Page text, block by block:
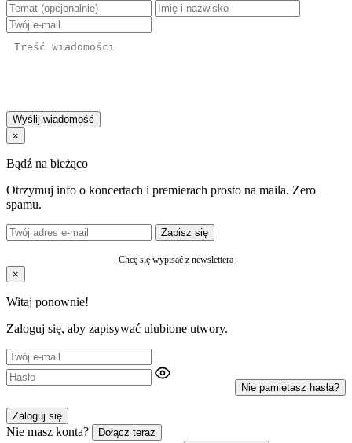
Wyślij wiadomość
×
Bądź na bieżąco
Otrzymuj info o koncertach i premierach prosto na maila. Zero
spamu.
Zapisz się
Chcę się wypisać z newslettera
×
Witaj ponownie!
Zaloguj się, aby zapisywać ulubione utwory.
Nie pamiętasz hasła?
Zaloguj się
Nie masz konta? Dołącz teraz